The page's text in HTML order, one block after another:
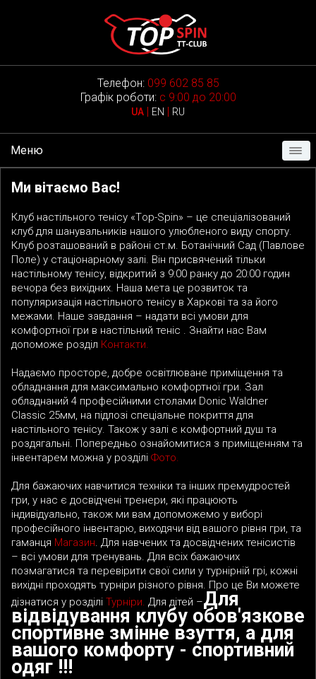
Телефон: 099 602 85 85
Графік роботи: с 9:00 до 20:00
UA | EN | RU
Меню
Ми вітаємо Вас!
Клуб настільного тенісу «Тop-Spin» – це спеціалізований
клуб для шанувальників нашого улюбленого виду спорту.
Клуб розташований в районі ст.м. Ботанічний Сад (Павлове
Поле) у стаціонарному залі. Він присвячений тільки
настільному тенісу, відкритий з 9:00 ранку до 20:00 годин
вечора без вихідних. Наша мета це розвиток та
популяризація настільного тенісу в Харкові та за його
межами. Наше завдання – надати всі умови для
комфортної гри в настільний теніс . Знайти нас Вам
допоможе розділ Контакти.
Надаємо просторе, добре освітлюване приміщення та
обладнання для максимально комфортної гри. Зал
обладнаний 4 професійними столами Donic Waldner
Classic 25мм, на підлозі спеціальне покриття для
настільного тенісу. Також у залі є комфортний душ та
роздягальні. Попередньо ознайомитися з приміщенням та
інвентарем можна у розділі Фото.
Для бажаючих навчитися техніки та інших премудростей
гри, у нас є досвідчені тренери, які працюють
індивідуально, також ми вам допоможемо у виборі
професійного інвентарю, виходячи від вашого рівня гри, та
гаманця Магазин. Для навчених та досвідчених тенісистів
– всі умови для тренувань. Для всіх бажаючих
позмагатися та перевірити свої сили у турнірній грі, кожні
вихідні проходять турніри різного рівня. Про це Ви можете
дізнатися у розділі Турніри. Для дітей –Для
відвідування клубу обов'язкове
спортивне змінне взуття, а для
вашого комфорту - спортивний
одяг !!!